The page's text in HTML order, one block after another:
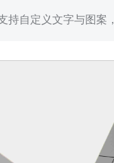
持自定义文字与图案